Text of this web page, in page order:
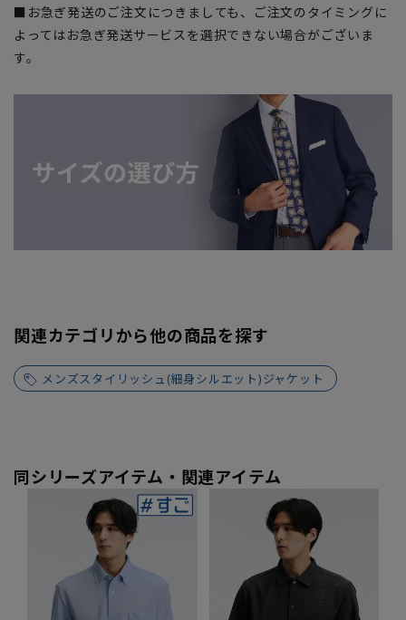
■お急ぎ発送のご注文につきましても、ご注文のタイミングに
よってはお急ぎ発送サービスを選択できない場合がございま
す。
関連カテゴリから他の商品を探す
メンズスタイリッシュ(細身シルエット)ジャケット
同シリーズアイテム・関連アイテム